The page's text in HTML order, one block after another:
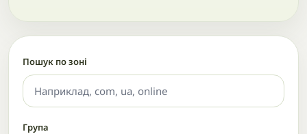
Пошук по зоні
Група